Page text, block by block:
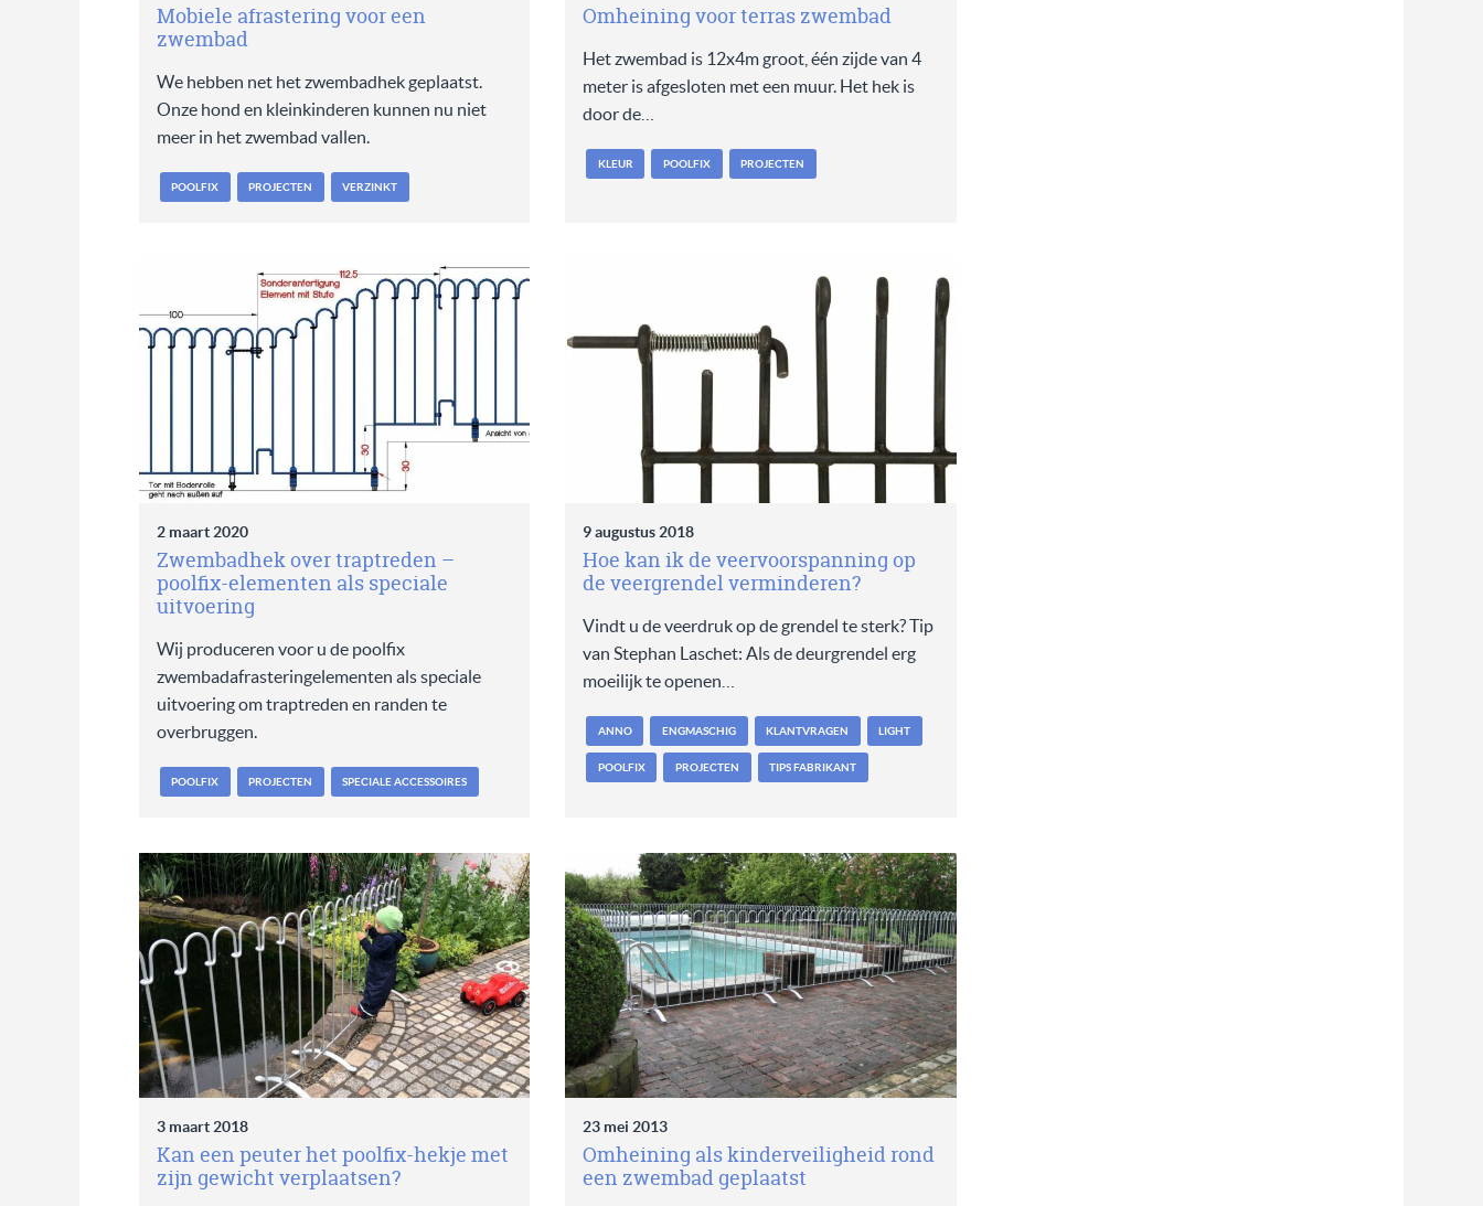
Mobiele afrastering voor een
zwembad
We hebben net het zwembadhek geplaatst.
Onze hond en kleinkinderen kunnen nu niet
meer in het zwembad vallen.
POOLFIX PROJECTEN VERZINKT
Omheining voor terras zwembad
Het zwembad is 12x4m groot, één zijde van 4
meter is afgesloten met een muur. Het hek is
door de…
KLEUR POOLFIX PROJECTEN
2 maart 2020
Zwembadhek over traptreden –
poolfix-elementen als speciale
uitvoering
Wij produceren voor u de poolfix
zwembadafrasteringelementen als speciale
uitvoering om traptreden en randen te
overbruggen.
POOLFIX PROJECTEN SPECIALE ACCESSOIRES
9 augustus 2018
Hoe kan ik de veervoorspanning op
de veergrendel verminderen?
Vindt u de veerdruk op de grendel te sterk? Tip
van Stephan Laschet: Als de deurgrendel erg
moeilijk te openen…
ANNO ENGMASCHIG KLANTVRAGEN LIGHT
POOLFIX PROJECTEN TIPS FABRIKANT
3 maart 2018
Kan een peuter het poolfix-hekje met
zijn gewicht verplaatsen?
23 mei 2013
Omheining als kinderveiligheid rond
een zwembad geplaatst